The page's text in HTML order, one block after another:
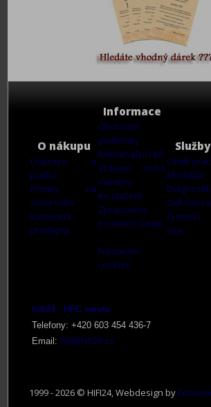
O nákupu
Doprava a
platba
Prodej na
Slovensko
Kamenná
prodejna
Informace
Obchodní
podmínky
Reklamační řád
Vrácení nebo
výměna
Ke stažení
Zpracování
osobních údajů
Nastavení
cookies
Služby
Ceník
Montáže
ČJ menu
více...
hifi24 - HFC servis
Telefony: +420 603 454 436-7
Email: hifi@hifi24.cz
1999 - 2026 © HIFI24, Webdesign by